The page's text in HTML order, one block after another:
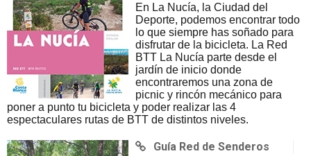
En La Nucía, la Ciudad del
Deporte, podemos encontrar todo
lo que siempre has soñado para
disfrutar de la bicicleta. La Red
BTT La Nucía parte desde el
jardín de inicio donde
encontraremos una zona de
picnic y rincón mecánico para
poner a punto tu bicicleta y poder realizar las 4
espectaculares rutas de BTT de distintos niveles.
Guía Red de Senderos